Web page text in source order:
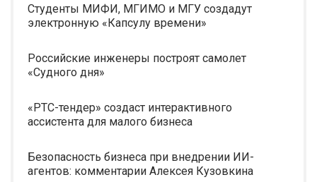
Студенты МИФИ, МГИМО и МГУ создадут
электронную «Капсулу времени»
Российские инженеры построят самолет
«Судного дня»
«РТС-тендер» создаст интерактивного
ассистента для малого бизнеса
Безопасность бизнеса при внедрении ИИ-
агентов: комментарии Алексея Кузовкина